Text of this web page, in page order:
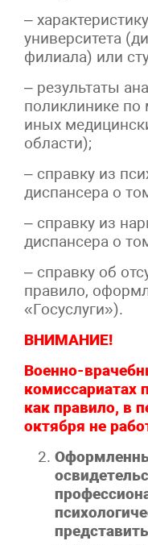
–
университета
филиала) или
– результаты
поликлинике по
иных
области);
– справку из
диспансера о
– справку из
диспансера о
– справку об
правило,
«Госуслуги»).
ВНИМАНИЕ!
Военно-
комиссариатах
как правило, в
октября не